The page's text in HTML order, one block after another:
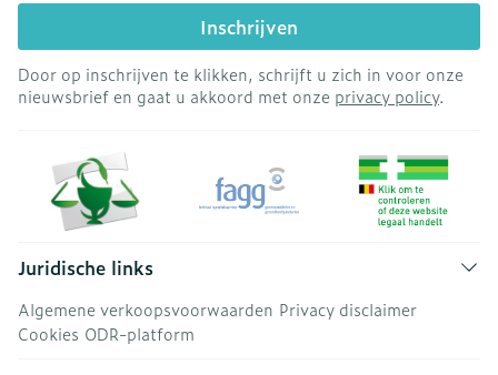
Inschrijven
Door op inschrijven te klikken, schrijft u zich in voor onze
nieuwsbrief en gaat u akkoord met onze privacy policy.
Juridische links
Algemene verkoopsvoorwaarden Privacy disclaimer
Cookies ODR-platform